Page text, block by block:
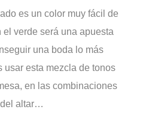
es un color muy fácil de
verde será una apuesta
una boda lo más
usar esta mezcla de tonos
en las combinaciones
altar…